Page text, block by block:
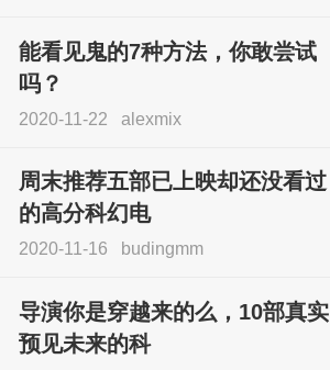
能看见鬼的7种方法，你敢尝试
吗？
2020-11-22 alexmix
周末推荐五部已上映却还没看过
的高分科幻电
2020-11-16 budingmm
导演你是穿越来的么，10部真实
预见未来的科